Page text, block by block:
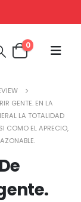
0
GENTE. EN LA
LA TOTALIDAD
COMO EL APRECIO,